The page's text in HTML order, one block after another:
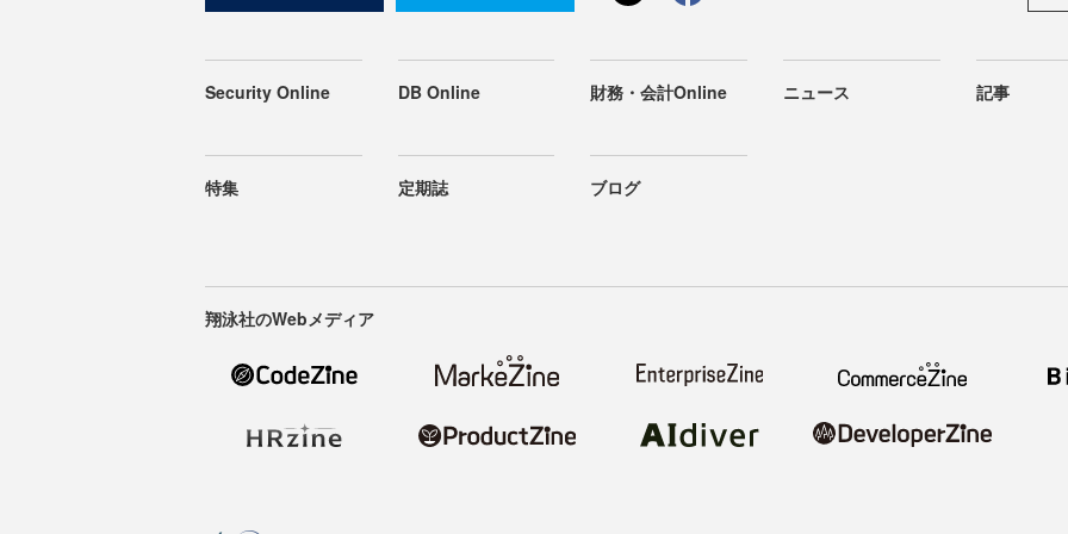
Security Online DB Online 財務・会計Online ニュース 記事
特集 定期誌 ブログ
翔泳社のWebメディア